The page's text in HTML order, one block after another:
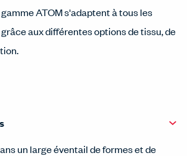
ATOM s'adaptent à tous les
aux différentes options de tissu, de
un large éventail de formes et de